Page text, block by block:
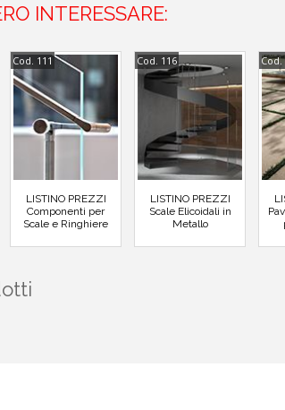
INTERESSARE:
Cod. 111
LISTINO PREZZI
Componenti per
Scale e Ringhiere
Cod. 116
LISTINO PREZZI
Scale Elicoidali in
Metallo
Cod.